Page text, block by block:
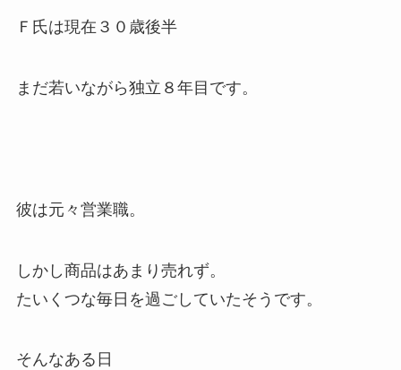
Ｆ氏は現在３０歳後半
まだ若いながら独立８年目です。
彼は元々営業職。
しかし商品はあまり売れず。
たいくつな毎日を過ごしていたそうです。
そんなある日